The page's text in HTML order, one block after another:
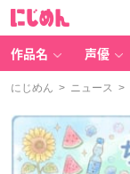
作品名 声優
にじめん > ニュース >